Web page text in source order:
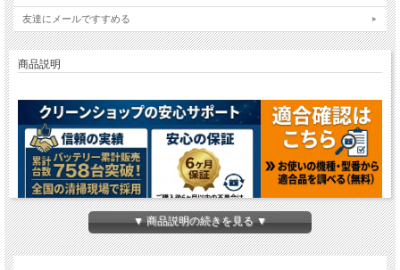
友達にメールですすめる
商品説明
▼ 商品説明の続きを見る ▼